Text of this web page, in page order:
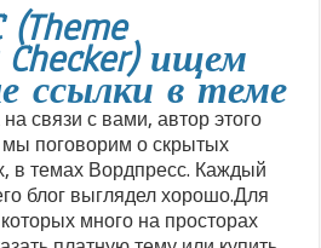
ищем
ссылки в теме
связи с вами, автор этого
мы поговорим о скрытых
в темах Вордпресс. Каждый
блог выглядел хорошо.Для
много на просторах